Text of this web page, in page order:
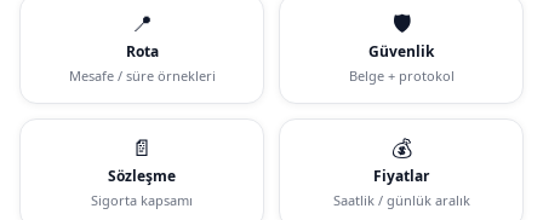
📍
Rota
Mesafe / süre örnekleri
🛡️
Güvenlik
Belge + protokol
📄
Sözleşme
Sigorta kapsamı
💰
Fiyatlar
Saatlik / günlük aralık